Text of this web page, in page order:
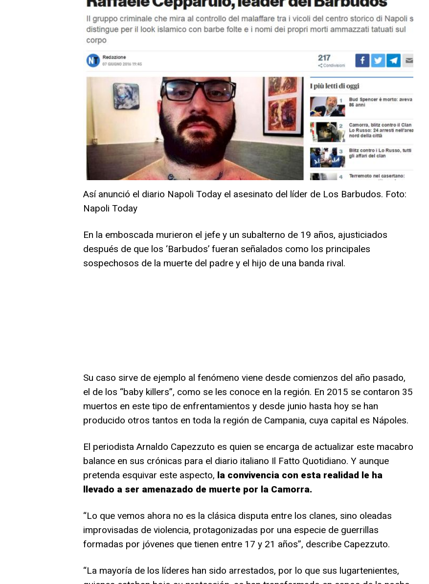
Así anunció el diario Napoli Today el asesinato del líder de Los Barbudos. Foto:
Napoli Today
En la emboscada murieron el jefe y un subalterno de 19 años, ajusticiados
después de que los ‘Barbudos’ fueran señalados como los principales
sospechosos de la muerte del padre y el hijo de una banda rival.
Su caso sirve de ejemplo al fenómeno viene desde comienzos del año pasado,
el de los “baby killers”, como se les conoce en la región. En 2015 se contaron 35
muertos en este tipo de enfrentamientos y desde junio hasta hoy se han
producido otros tantos en toda la región de Campania, cuya capital es Nápoles.
El periodista Arnaldo Capezzuto es quien se encarga de actualizar este macabro
balance en sus crónicas para el diario italiano Il Fatto Quotidiano. Y aunque
pretenda esquivar este aspecto, la convivencia con esta realidad le ha
llevado a ser amenazado de muerte por la Camorra.
“Lo que vemos ahora no es la clásica disputa entre los clanes, sino oleadas
improvisadas de violencia, protagonizadas por una especie de guerrillas
formadas por jóvenes que tienen entre 17 y 21 años”, describe Capezzuto.
“La mayoría de los líderes han sido arrestados, por lo que sus lugartenientes,